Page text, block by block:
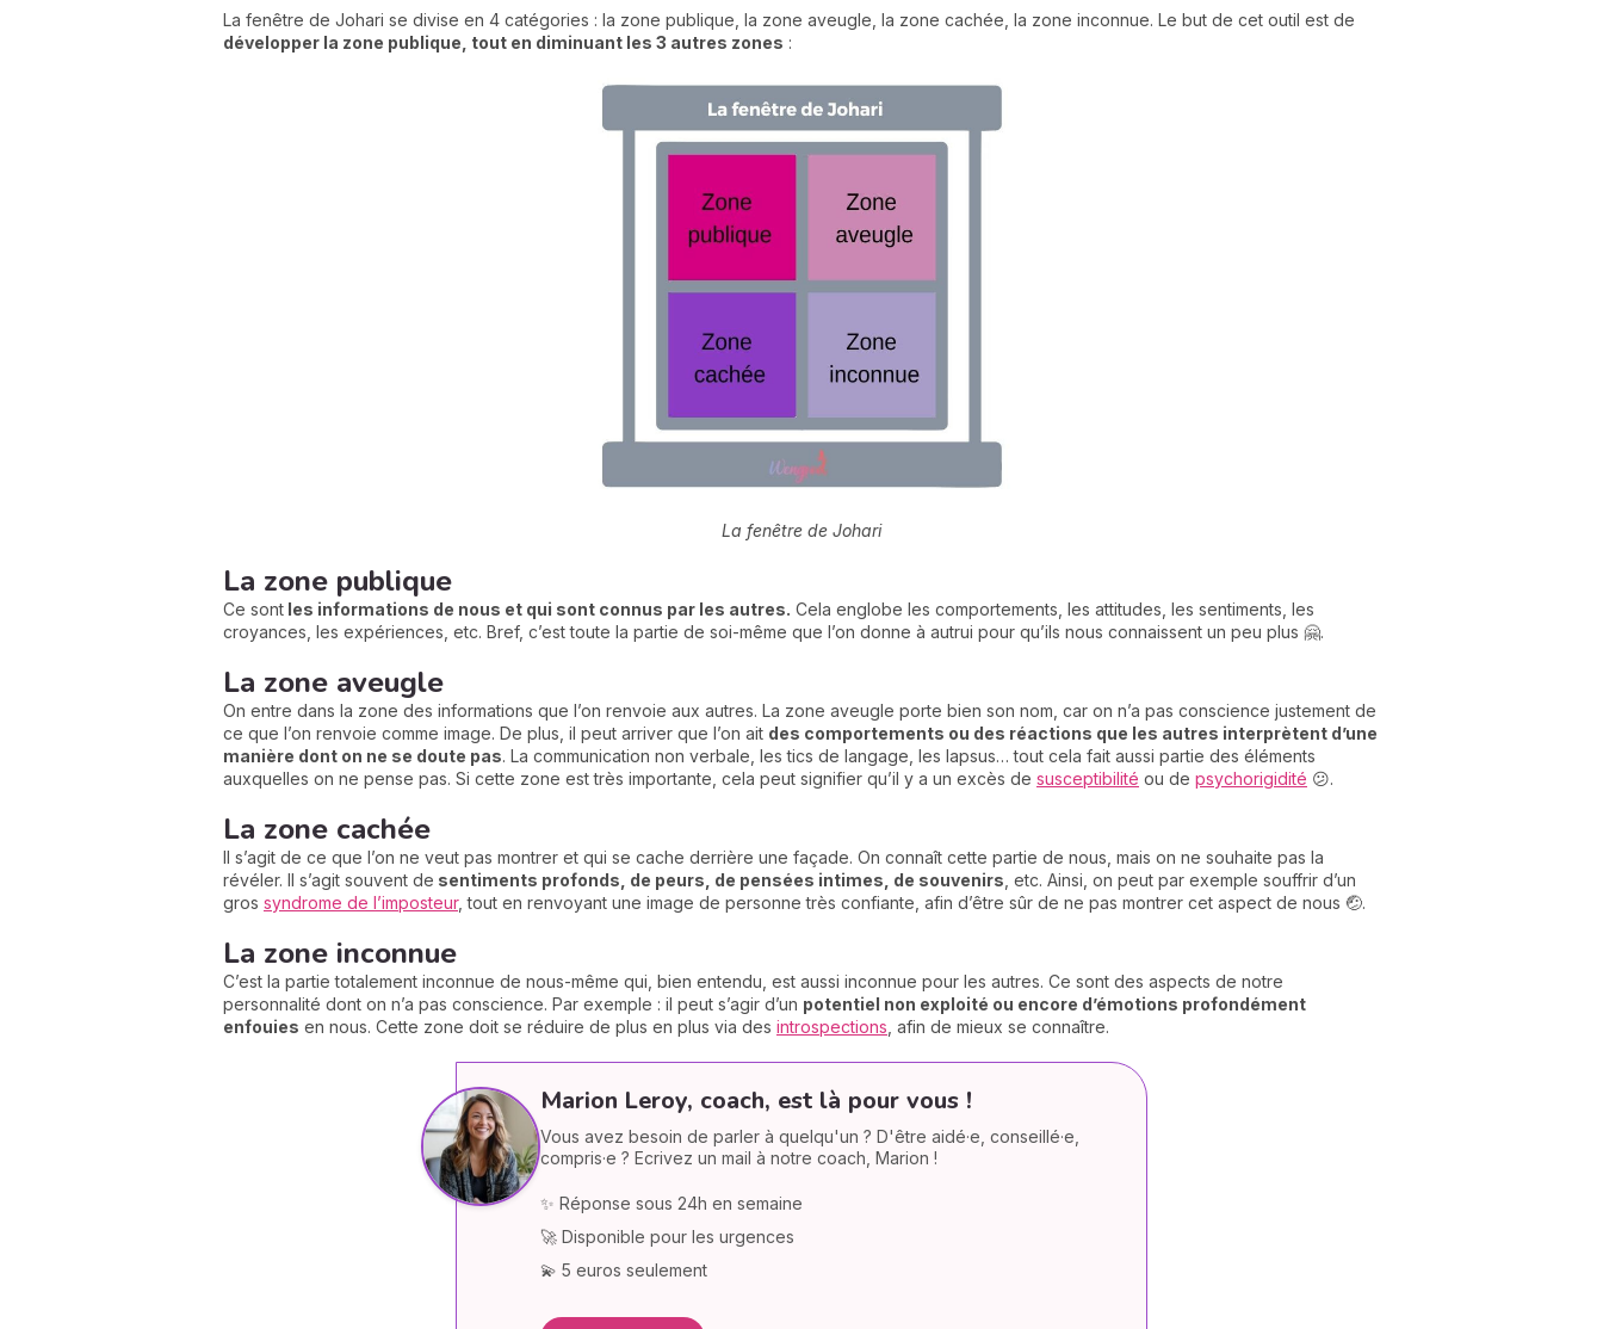
La fenêtre de Johari se divise en 4 catégories : la zone publique, la zone aveugle, la zone cachée, la zone inconnue. Le but de cet outil est de
développer la zone publique, tout en diminuant les 3 autres zones :
La fenêtre de Johari
La zone publique
Ce sont les informations de nous et qui sont connus par les autres. Cela englobe les comportements, les attitudes, les sentiments, les
croyances, les expériences, etc. Bref, c’est toute la partie de soi-même que l’on donne à autrui pour qu’ils nous connaissent un peu plus 🤗.
La zone aveugle
On entre dans la zone des informations que l’on renvoie aux autres. La zone aveugle porte bien son nom, car on n’a pas conscience justement de
ce que l’on renvoie comme image. De plus, il peut arriver que l’on ait des comportements ou des réactions que les autres interprètent d’une
manière dont on ne se doute pas. La communication non verbale, les tics de langage, les lapsus… tout cela fait aussi partie des éléments
auxquelles on ne pense pas. Si cette zone est très importante, cela peut signifier qu’il y a un excès de susceptibilité ou de psychorigidité 😕.
La zone cachée
Il s’agit de ce que l’on ne veut pas montrer et qui se cache derrière une façade. On connaît cette partie de nous, mais on ne souhaite pas la
révéler. Il s’agit souvent de sentiments profonds, de peurs, de pensées intimes, de souvenirs , etc. Ainsi, on peut par exemple souffrir d’un
gros syndrome de l’imposteur, tout en renvoyant une image de personne très confiante, afin d’être sûr de ne pas montrer cet aspect de nous 🤕.
La zone inconnue
C’est la partie totalement inconnue de nous-même qui, bien entendu, est aussi inconnue pour les autres. Ce sont des aspects de notre
personnalité dont on n’a pas conscience. Par exemple : il peut s’agir d’un potentiel non exploité ou encore d’émotions profondément
enfouies en nous. Cette zone doit se réduire de plus en plus via des introspections , afin de mieux se connaître.
Marion Leroy, coach, est là pour vous !
Vous avez besoin de parler à quelqu'un ? D'être aidé·e, conseillé·e,
compris·e ? Ecrivez un mail à notre coach, Marion !
✨ Réponse sous 24h en semaine
🚀 Disponible pour les urgences
💫 5 euros seulement